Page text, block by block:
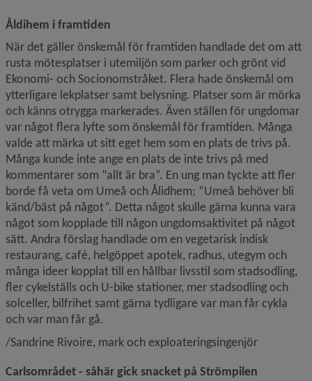
Åldihem i framtiden
När det gäller önskemål för framtiden handlade det om att
rusta mötesplatser i utemiljön som parker och grönt vid
Ekonomi- och Socionomstråket. Flera hade önskemål om
ytterligare lekplatser samt belysning. Platser som är mörka
och känns otrygga markerades. Även ställen för ungdomar
var något flera lyfte som önskemål för framtiden. Många
valde att märka ut sitt eget hem som en plats de trivs på.
Många kunde inte ange en plats de inte trivs på med
kommentarer som ”allt är bra”. En ung man tyckte att fler
borde få veta om Umeå och Ålidhem; ”Umeå behöver bli
känd/bäst på något”. Detta något skulle gärna kunna vara
något som kopplade till någon ungdomsaktivitet på något
sätt. Andra förslag handlade om en vegetarisk indisk
restaurang, café, helgöppet apotek, radhus, utegym och
många ideer kopplat till en hållbar livsstil som stadsodling,
fler cykelställs och U-bike stationer, mer stadsodling och
solceller, bilfrihet samt gärna tydligare var man får cykla
och var man får gå.
/Sandrine Rivoire, mark och exploateringsingenjör
Carlsområdet - såhär gick snacket på Strömpilen